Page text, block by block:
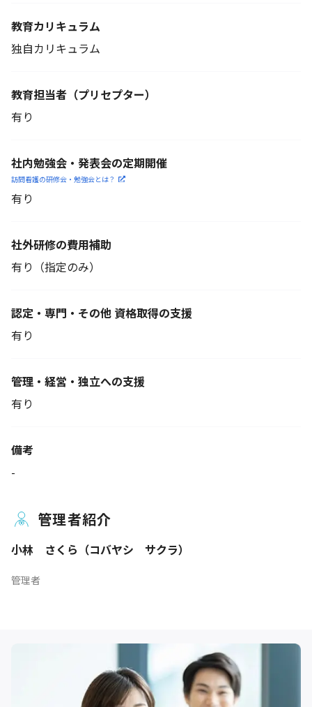
教育カリキュラム
独自カリキュラム
教育担当者 （プリセプター）
有り
社内勉強会・発表会の定期開催
訪問看護の研修会・勉強会とは？
有り
社外研修の費用補助
有り（指定のみ）
認定・専門・その他 資格取得の支援
有り
管理・経営・独立への支援
有り
備考
-
管理者紹介
小林 さくら（コバヤシ サクラ）
管理者